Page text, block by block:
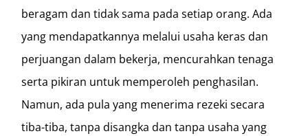
beragam dan tidak sama pada setiap orang. Ada
yang mendapatkannya melalui usaha keras dan
perjuangan dalam bekerja, mencurahkan tenaga
serta pikiran untuk memperoleh penghasilan.
Namun, ada pula yang menerima rezeki secara
tiba-tiba, tanpa disangka dan tanpa usaha yang